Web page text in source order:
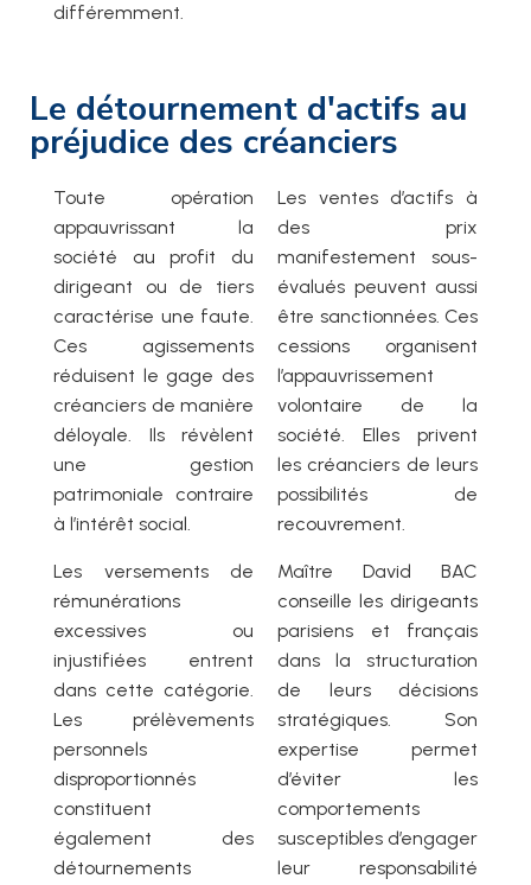
différemment.
Le détournement d'actifs au
préjudice des créanciers
Toute opération
appauvrissant la
société au profit du
dirigeant ou de tiers
caractérise une faute.
Ces agissements
réduisent le gage des
créanciers de manière
déloyale. Ils révèlent
une gestion
patrimoniale contraire
à l’intérêt social.
Les versements de
rémunérations
excessives ou
injustifiées entrent
dans cette catégorie.
Les prélèvements
personnels
disproportionnés
constituent
également des
détournements
Les ventes d’actifs à
des prix
manifestement sous-
évalués peuvent aussi
être sanctionnées. Ces
cessions organisent
l’appauvrissement
volontaire de la
société. Elles privent
les créanciers de leurs
possibilités de
recouvrement.
Maître David BAC
conseille les dirigeants
parisiens et français
dans la structuration
de leurs décisions
stratégiques. Son
expertise permet
d’éviter les
comportements
susceptibles d’engager
leur responsabilité